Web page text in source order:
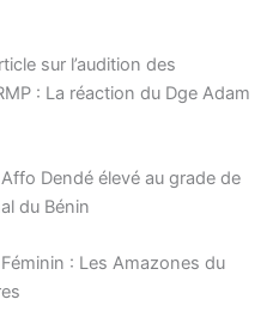
sur l’audition des
: La réaction du Dge Adam
Dendé élevé au grade de
du Bénin
: Les Amazones du